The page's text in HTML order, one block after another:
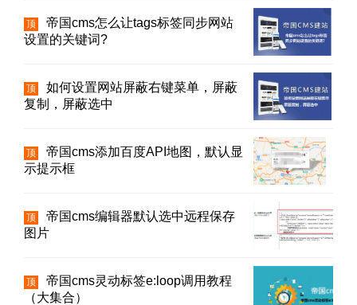
顶
帝国cms怎么让tags标签同步网站
设置的关键词?
顶
如何设置网站屏蔽右键菜单，屏蔽
复制，屏蔽选中
顶
帝国cms添加百度API地图，默认显
示提示框
顶
帝国cms编辑器默认选中远程保存
图片
顶
帝国cms灵动标签e:loop调用教程
（大集合）